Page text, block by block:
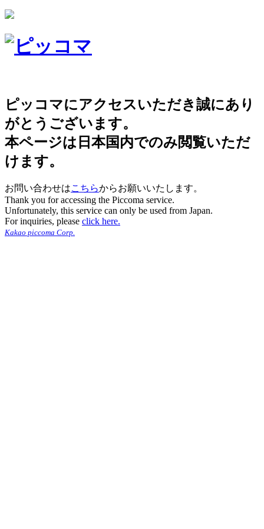
ピッコマにアクセスいただき誠にあり
がとうございます。
本ページは日本国内でのみ閲覧いただ
けます。
お問い合わせはこちらからお願いいたします。
Thank you for accessing the Piccoma service.
Unfortunately, this service can only be used from Japan.
For inquiries, please click here.
Kakao piccoma Corp.